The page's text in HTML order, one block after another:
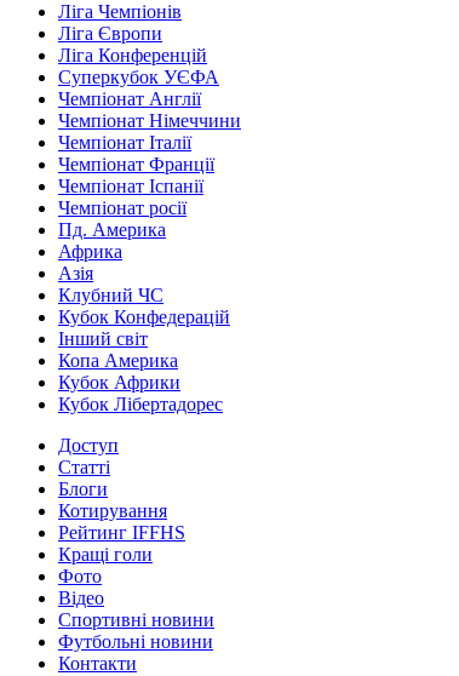
Ліга Чемпіонів
Ліга Європи
Ліга Конференцій
Суперкубок УЄФА
Чемпіонат Англії
Чемпіонат Німеччини
Чемпіонат Італії
Чемпіонат Франції
Чемпіонат Іспанії
Чемпіонат росії
Пд. Америка
Африка
Азія
Клубний ЧС
Кубок Конфедерацій
Інший світ
Копа Америка
Кубок Африки
Кубок Лібертадорес
Доступ
Статті
Блоги
Котирування
Рейтинг IFFHS
Кращі голи
Фото
Відео
Спортивні новини
Футбольні новини
Контакти